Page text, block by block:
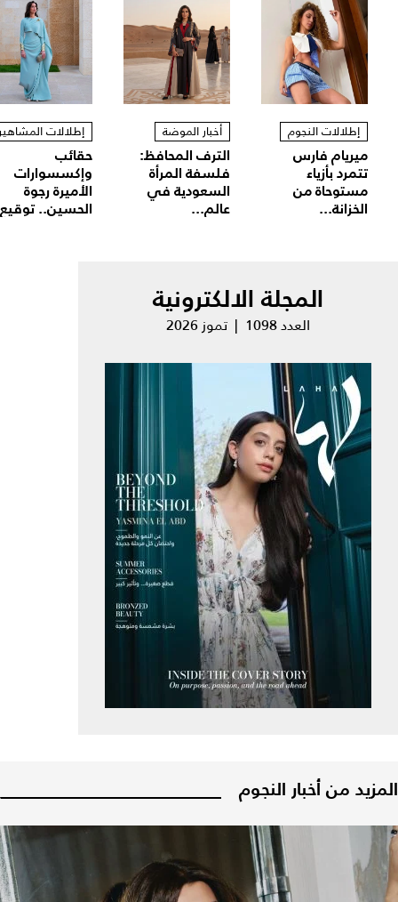
إطلالات النجوم
ميريام فارس
تتمرد بأزياء
مستوحاة من
الخزانة...
أخبار الموضة
الترف المحافظ:
فلسفة المرأة
السعودية في
عالم...
إطلالات
حقائب
وإكسسوارات
الأميرة رجوة
الحسين..
المجلة الالكترونية
العدد 1098 | تموز 2026
المزيد من أخبار النجوم